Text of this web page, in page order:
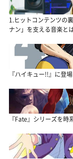
1.ヒットコンテンツの
ナン」を支える音楽と
『ハイキュー!!』に登
『Fate』シリーズを